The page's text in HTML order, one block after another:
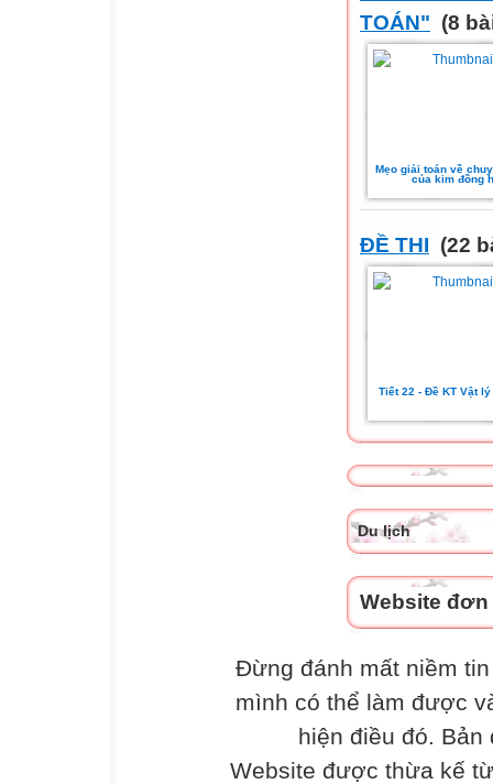
TOÁN" (8
Mẹo giải toán về
của kim đồng
ĐỀ THI (22
Tiết 22 - Đề KT Vật lý
Du lịch
Website
Đừng đánh mất niềm
mình có thể làm được
hiện điều đó. Bản
Website được thừa kế